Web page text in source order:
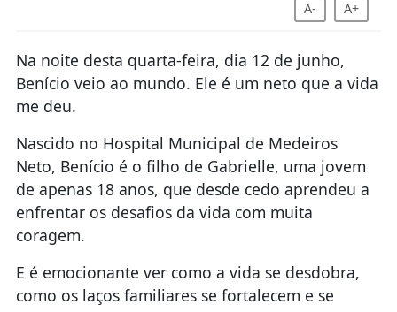
A- A+
Na noite desta quarta-feira, dia 12 de junho,
Benício veio ao mundo. Ele é um neto que a vida
me deu.
Nascido no Hospital Municipal de Medeiros
Neto, Benício é o filho de Gabrielle, uma jovem
de apenas 18 anos, que desde cedo aprendeu a
enfrentar os desafios da vida com muita
coragem.
E é emocionante ver como a vida se desdobra,
como os laços familiares se fortalecem e se